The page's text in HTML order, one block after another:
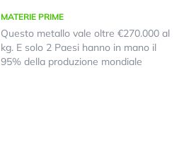
MATERIE PRIME
Questo metallo vale oltre €270.000 al
kg. E solo 2 Paesi hanno in mano il
95% della produzione mondiale